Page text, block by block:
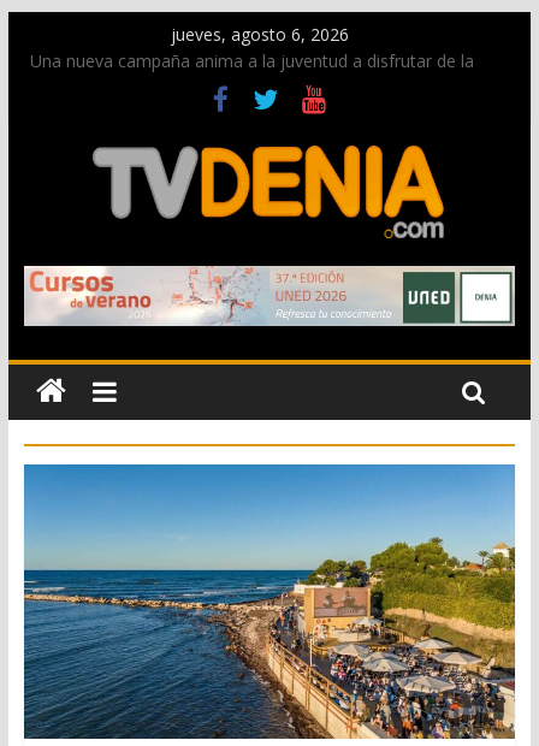
jueves, agosto 6, 2026
Una nueva campaña anima a la juventud a disfrutar de la
Paco Adsuar dona al Arxiu de Dénia más de 50.000 imágenes
de la memoria visual de la ciudad
La Entraeta Festera llena de ambiente la calle Marqués de
Campo con la recepción a la Capitanía Cristiana
El XII Festival de Jazz de Dénia reunirá durante agosto a
figuras nacionales e internacionales en los Jardins de
Torrecremada
Los Moros y Cristianos 2026 reciben las llaves de la ciudad y
dan inicio a las fiestas en Dénia